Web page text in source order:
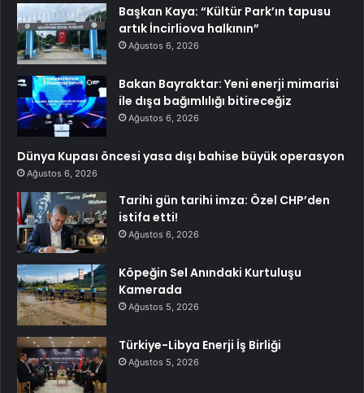
Başkan Kaya: “Kültür Park’ın tapusu
artık İncirliova halkının”
Ağustos 6, 2026
Bakan Bayraktar: Yeni enerji mimarisi
ile dışa bağımlılığı bitireceğiz
Ağustos 6, 2026
Dünya Kupası öncesi yasa dışı bahise büyük operasyon
Ağustos 6, 2026
Tarihi gün tarihi imza: Özel CHP’den
istifa etti!
Ağustos 6, 2026
Köpeğin Sel Anındaki Kurtuluşu
Kamerada
Ağustos 5, 2026
Türkiye-Libya Enerji İş Birliği
Ağustos 5, 2026